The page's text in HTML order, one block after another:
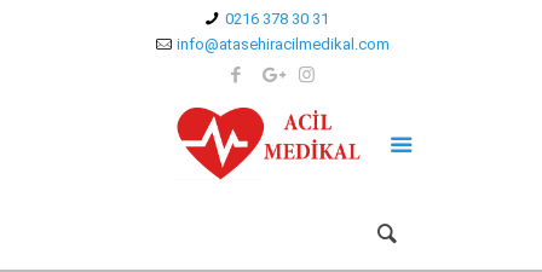
0216 378 30 31
info@atasehiracilmedikal.com